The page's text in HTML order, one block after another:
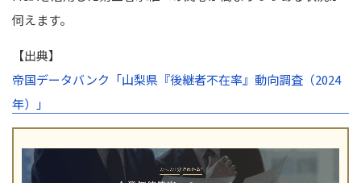
伺えます。
【出典】
帝国データバンク「山梨県『後継者不在率』動向調査（2024
年）」